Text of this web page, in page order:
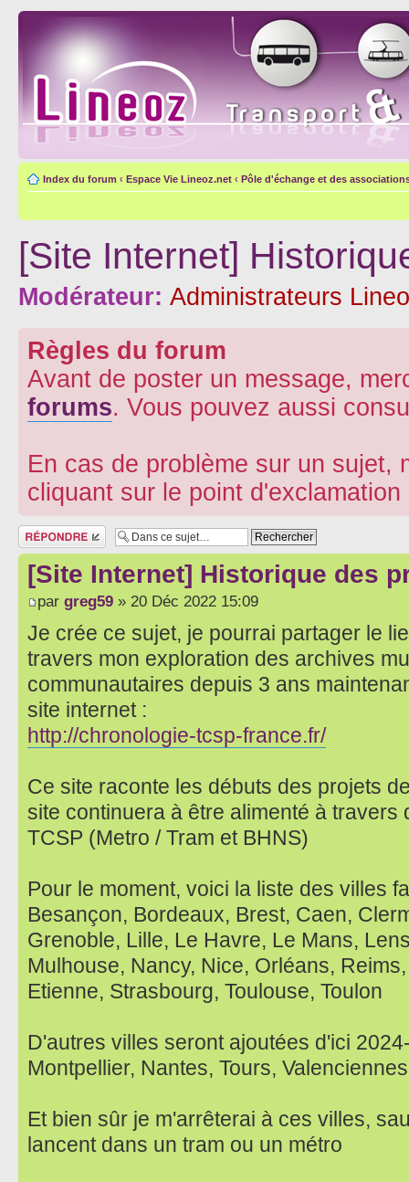
Index du forum ‹ Espace Vie Lineoz.net ‹ Pôle d'échange et des
[Site Internet]
Modérateur: Administrateurs
Règles du forum
Avant de poster un message,
forums. Vous pouvez aussi
En cas de problème sur un sujet,
cliquant sur le point
Répondre
[Site Internet] Historique des
par greg59 » 20 Déc 2022 15:09
Je crée ce sujet, je pourrai partager le
travers mon exploration des archives
communautaires depuis 3 ans
site internet :
http://chronologie-tcsp-france.fr/
Ce site raconte les débuts des projets
site continuera à être alimenté à travers
TCSP (Metro / Tram et BHNS)
Pour le moment, voici la liste des villes
Besançon, Bordeaux, Brest, Caen,
Grenoble, Lille, Le Havre, Le Mans,
Mulhouse, Nancy, Nice, Orléans,
Etienne, Strasbourg, Toulouse, Toulon
D'autres villes seront ajoutées d'ici
Montpellier, Nantes, Tours, Valenciennes
Et bien sûr je m'arrêterai à ces villes,
lancent dans un tram ou un métro